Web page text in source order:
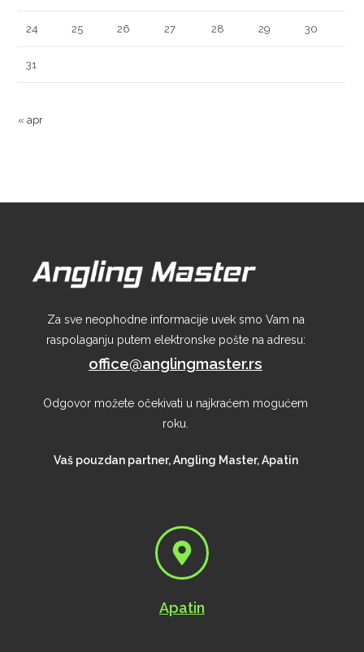
24 25 26 27 28 29 30
31
« apr
Za sve neophodne informacije uvek smo Vam na
raspolaganju putem elektronske pošte na adresu:
office@anglingmaster.rs
Odgovor možete očekivati u najkraćem mogućem
roku.
Vaš pouzdan partner, Angling Master, Apatin
Apatin